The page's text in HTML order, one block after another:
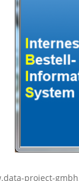
project-